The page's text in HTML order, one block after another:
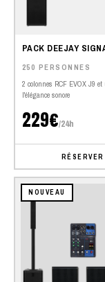
PACK DEEJAY
250 PERSONNES
2 colonnes RCF EVOX J9
l'élégance sonore
229€/24h
RÉSERVER
NOUVEAU